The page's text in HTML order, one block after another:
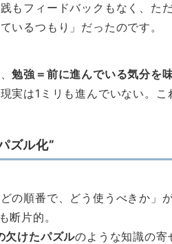
もフィードバックもなく、た
いるつもり」だったのです。
勉強＝前に進んでいる気分を
実は1ミリも進んでいない。こ
ズル化”
の順番で、どう使うべきか」
断片的。
欠けたパズルのような知識の寄